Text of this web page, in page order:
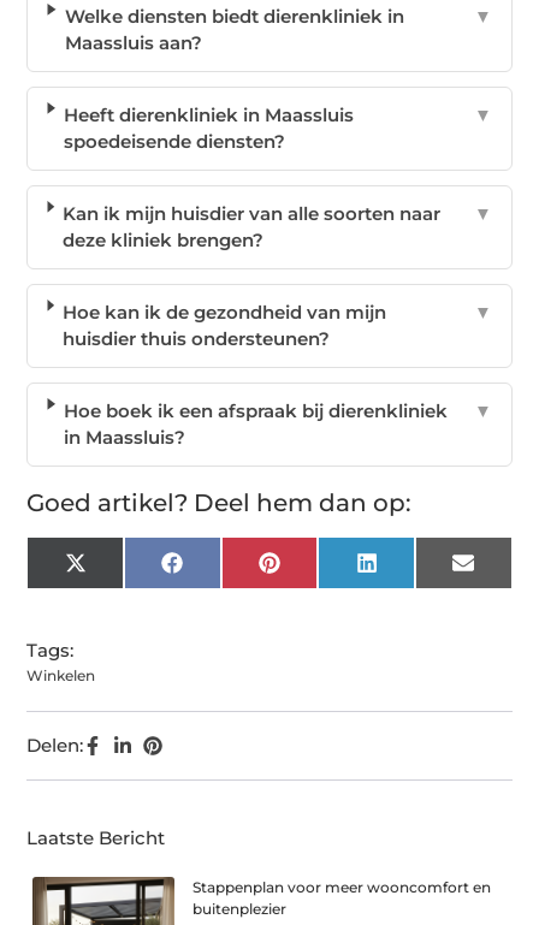
Welke diensten biedt dierenkliniek in
Maassluis aan?
▼
Heeft dierenkliniek in Maassluis
spoedeisende diensten?
▼
Kan ik mijn huisdier van alle soorten naar
deze kliniek brengen?
▼
Hoe kan ik de gezondheid van mijn
huisdier thuis ondersteunen?
▼
Hoe boek ik een afspraak bij dierenkliniek
in Maassluis?
▼
Goed artikel? Deel hem dan op:
X
(Twitter)
Facebook Pinterest LinkedIn Email
Tags:
Winkelen
Delen:
Laatste Bericht
Stappenplan voor meer wooncomfort en
buitenplezier